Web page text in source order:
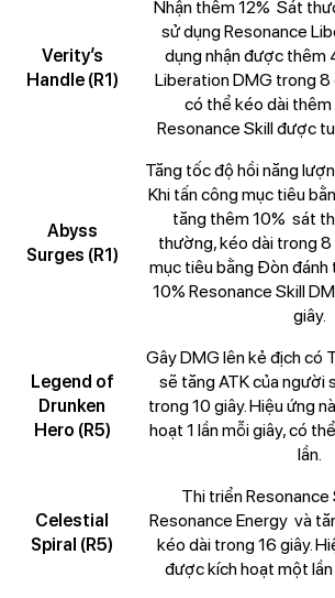
Verity’s
Handle (R1)
Nhận thêm 12% Sát
sử dụng Resonance
dụng nhận được thêm
Liberation DMG trong 8
có thể kéo dài thêm
Resonance Skill được
Abyss
Surges (R1)
Tăng tốc độ hồi năng
Khi tấn công mục tiêu
tăng thêm 10% sát
thường, kéo dài trong 8
mục tiêu bằng Đòn
10% Resonance Skill
giây.
Legend of
Drunken
Hero (R5)
Gây DMG lên kẻ địch có
sẽ tăng ATK của người
trong 10 giây. Hiệu ứng
hoạt 1 lần mỗi giây, có
lần.
Celestial
Spiral (R5)
Thi triển Resonance
Resonance Energy và
kéo dài trong 16 giây.
được kích hoạt một lần